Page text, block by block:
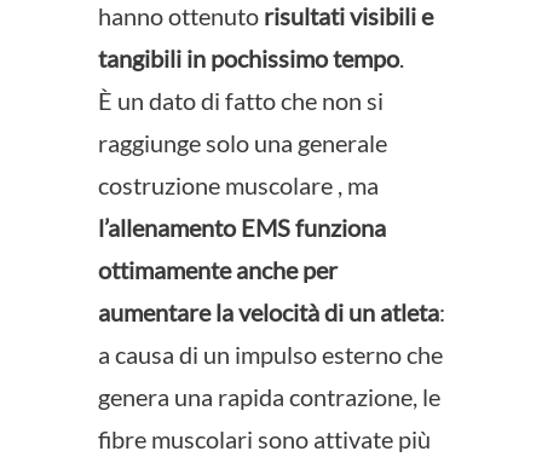
hanno ottenuto risultati visibili e
tangibili in pochissimo tempo.
È un dato di fatto che non si
raggiunge solo una generale
costruzione muscolare , ma
l’allenamento EMS funziona
ottimamente anche per
aumentare la velocità di un atleta:
a causa di un impulso esterno che
genera una rapida contrazione, le
fibre muscolari sono attivate più